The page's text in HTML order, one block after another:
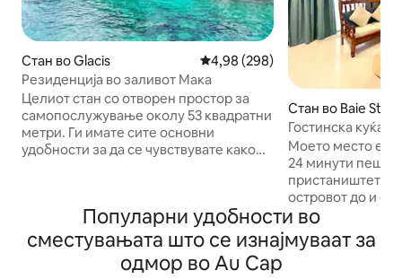
Стан во Glacis Просечна оцена: 4,98 од 5,
4,98 (298)
Резиденција во заливот Мака
Целиот стан со отворен простор за
самопослужување околу 53 квадратни
метри. Ги имате сите основни
удобности за да се чувствувате како
менуваат секоја минута, секојдневно.
Дури и во дождливи денови е забавно
само да гледате во морето и да се
чувствувате како на брод додека ги
Стан во Baie Ste
Гостинска куќа
Моето место е
24 минути
пристаништето
островот до и од
јавниот превоз
процени со
страна на
Популарни удобности во
сместувањата што се изнајмуваат за
одмор во Au Cap